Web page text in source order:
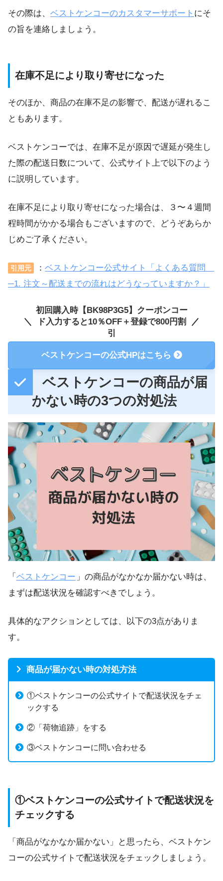
その際は、 ベストケンコーのカスタマーサポート にそ
の旨を連絡しましょう。
在庫不足により取り寄せになった
そのほか、商品の在庫不足の影響で、配送が遅れるこ
ともあります。
ベストケンコーでは、在庫不足が原因で遅延が発生し
た際の配送日数について、公式サイト上で以下のよう
に説明しています。
在庫不足により取り寄せになった場合は、３〜４週間
程時間がかかる場合もございますので、どうぞあらか
じめご了承ください。
引用元 ：ベストケンコー公式サイト「よくある質問
─1. 注文～配送までの流れはどうなっていますか？」
初回購入時【BK98P3G5】クーポンコー
ド入力すると10％OFF＋登録で800円割
引
ベストケンコーの公式HPはこちら
ベストケンコーの商品が届
かない時の3つの対処法
「 ベストケンコー 」の商品がなかなか届かない時は、
まずは配送状況を確認すべきでしょう。
具体的なアクションとしては、以下の3点がありま
す。
商品が届かない時の対処方法
①ベストケンコーの公式サイトで配送状況をチェ
ックする
②「荷物追跡」をする
③ベストケンコーに問い合わせる
①ベストケンコーの公式サイトで配送状況を
チェックする
「商品がなかなか届かない」と思ったら、ベストケン
コーの公式サイトで配送状況をチェックしましょう。